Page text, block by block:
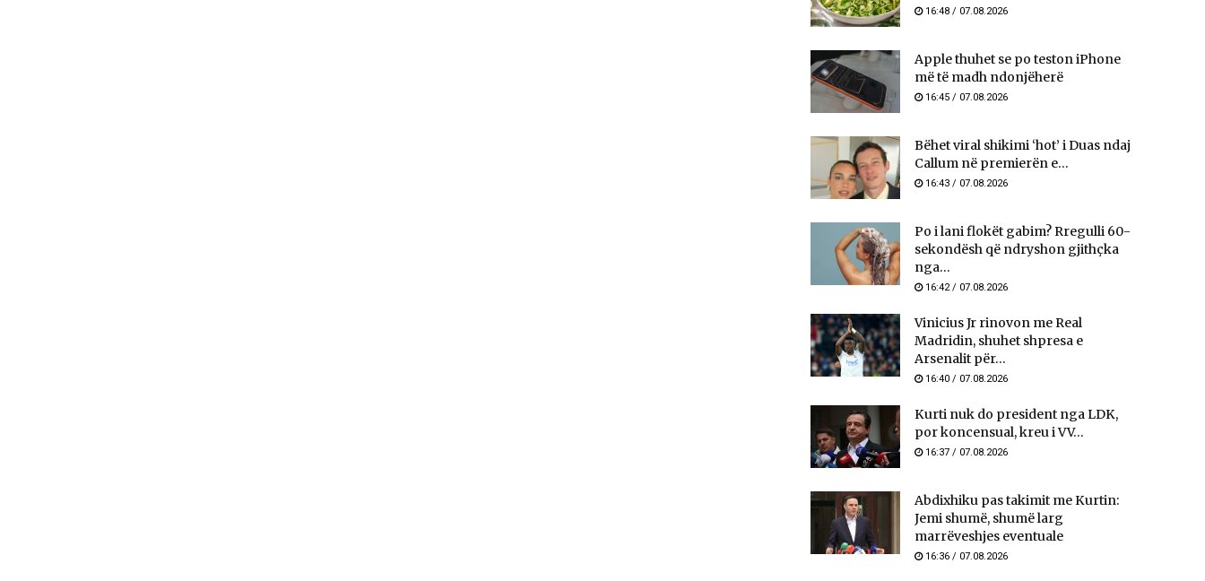
16:48 / 07.08.2026
Apple thuhet se po teston iPhone
më të madh ndonjëherë
16:45 / 07.08.2026
Bëhet viral shikimi ‘hot’ i Duas ndaj
Callum në premierën e...
16:43 / 07.08.2026
Po i lani flokët gabim? Rregulli 60-
sekondësh që ndryshon gjithçka
nga...
16:42 / 07.08.2026
Vinicius Jr rinovon me Real
Madridin, shuhet shpresa e
Arsenalit për...
16:40 / 07.08.2026
Kurti nuk do president nga LDK,
por koncensual, kreu i VV...
16:37 / 07.08.2026
Abdixhiku pas takimit me Kurtin:
Jemi shumë, shumë larg
marrëveshjes eventuale
16:36 / 07.08.2026